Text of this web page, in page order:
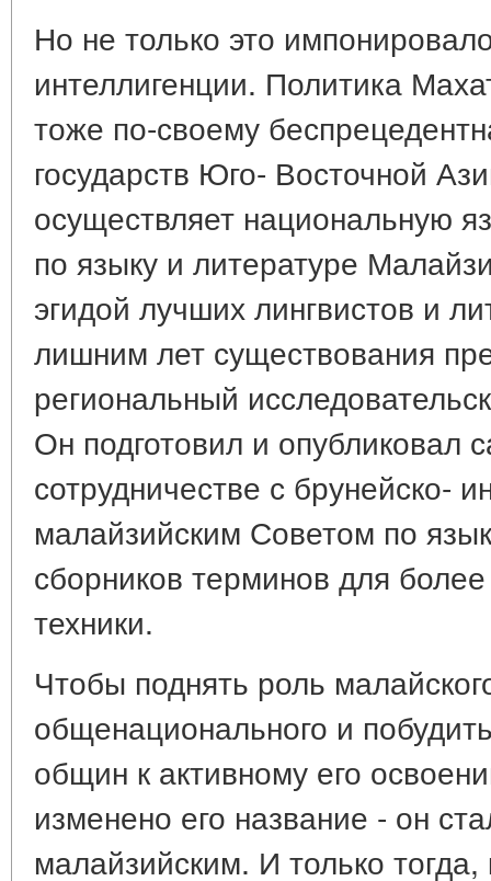
Но не только это
интеллигенции. Политика
тоже по-своему
государств Юго- Восточной
осуществляет национальную
по языку и литературе
эгидой лучших лингвистов и
лишним лет существования
региональный
Он подготовил и опубликовал
сотрудничестве с брунейско-
малайзийским Советом по
сборников терминов для
техники.
Чтобы поднять роль
общенационального и
общин к активному его
изменено его название - он
малайзийским. И только тогда,